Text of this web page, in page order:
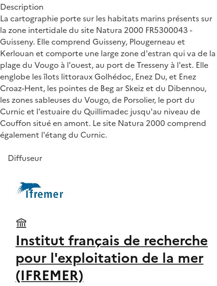
Description
La cartographie porte sur les habitats marins présents sur
la zone intertidale du site Natura 2000 FR5300043 -
Guisseny. Elle comprend Guisseny, Plougerneau et
Kerlouan et comporte une large zone d'estran qui va de la
plage du Vougo à l'ouest, au port de Tresseny à l'est. Elle
englobe les îlots littoraux Golhédoc, Enez Du, et Enez
Croaz-Hent, les pointes de Beg ar Skeiz et du Dibennou,
les zones sableuses du Vougo, de Porsolier, le port du
Curnic et l'estuaire du Quillimadec jusqu'au niveau de
Couffon situé en amont. Le site Natura 2000 comprend
également l'étang du Curnic.
Diffuseur
Institut français de recherche
pour l'exploitation de la mer
(IFREMER)